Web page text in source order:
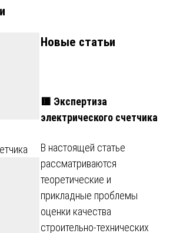
Новые статьи
🟥 Экспертиза
электрического счетчика
В настоящей статье
рассматриваются
теоретические и
прикладные проблемы
оценки качества
строительно-технических